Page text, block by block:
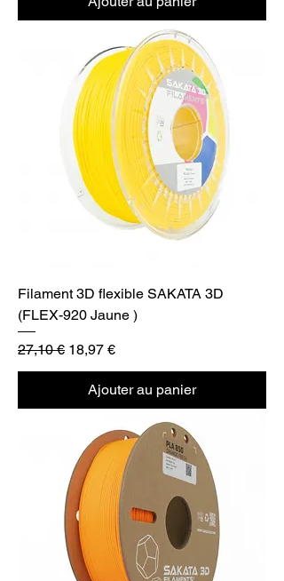
Filament 3D flexible SAKATA 3D
(FLEX-920 Jaune )
Prix original
27,10 € Prix promotionnel
18,97 €
Ajouter au panier